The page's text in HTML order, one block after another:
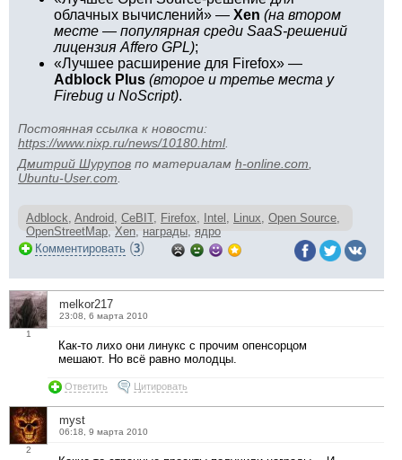
облачных вычислений» — Xen (на втором
месте — популярная среди SaaS-решений
лицензия Affero GPL);
«Лучшее расширение для Firefox» —
Adblock Plus (второе и третье места у
Firebug и NoScript).
Постоянная ссылка к новости:
https://www.nixp.ru/news/10180.html.
Дмитрий Шурупов по материалам h-online.com
Ubuntu-User.com
Adblock Android CeBIT, Firefox Intel Linux Open Source
OpenStreetMap Xen награды ядро
Комментировать (3)
1
melkor217
23:08, 6 марта 2010
Как-то лихо они линукс с прочим опенсорцом
мешают. Но всё равно молодцы.
Ответить Цитировать
2
myst
06:18, 9 марта 2010